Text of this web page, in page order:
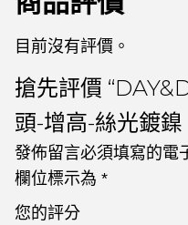
目前沒有評價。
搶先評價
頭-增高-絲光鍍
發佈留言必須填寫的電
欄位標示為 *
您的評分